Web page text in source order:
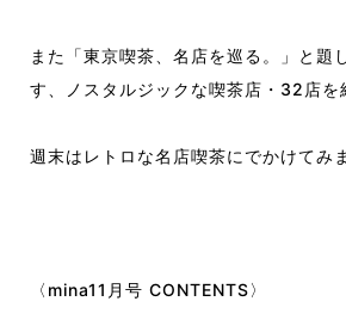
また「東京喫茶、名店を巡る。」と題
す、ノスタルジックな喫茶店・32店を
週末はレトロな名店喫茶にでかけてみ
〈mina11月号 CONTENTS〉